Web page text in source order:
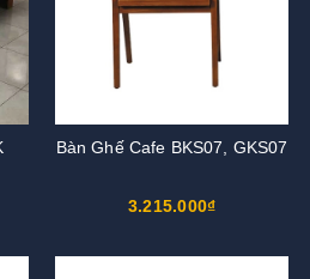
Bàn Ghế Cafe BKS07, GKS07
3.215.000₫